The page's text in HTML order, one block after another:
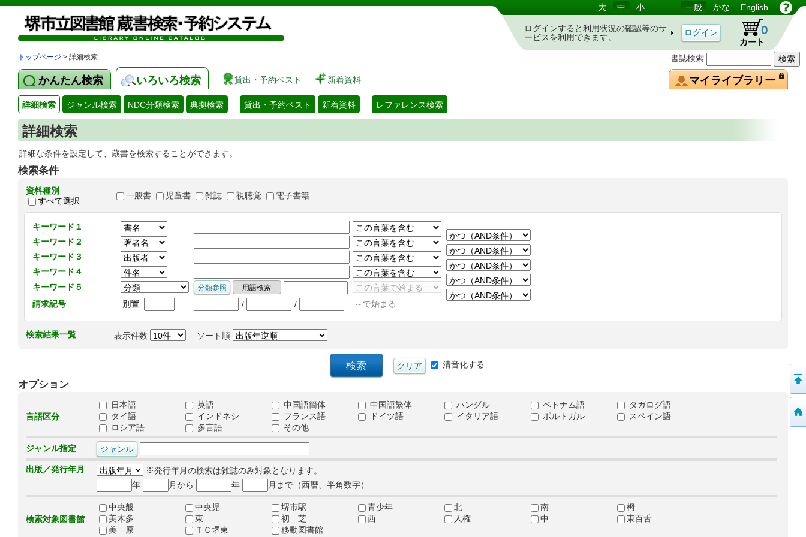
図書館 蔵書検索・予約システム
書誌検索
大 中 小 一般 かな English
ログインすると利用状況の確認等のサ
ービスを利用できます。
カート
0
トップページ > 詳細検索
かんたん検索 いろいろ検索 貸出・予約ベスト 新着資料 マイライブラリー
詳細検索 ジャンル検索 NDC分類検索 典拠検索 貸出・予約ベスト 新着資料 レファレンス検索
詳細検索
詳細な条件を設定して、蔵書を検索することができます。
検索条件
資料種別
すべて選択
一般書 児童書 雑誌 視聴覚 電子書籍
キーワード１
キーワード２
キーワード３
キーワード４
キーワード５
請求記号
別置 / / ～で始まる
検索結果一覧 表示件数 ソート順
清音化する
オプション
言語区分
日本語 英語 中国語簡体 中国語繁体 ハングル ベトナム語
タガログ語
タイ語
インドネシ フランス語 ドイツ語 イタリア語 ポルトガル
スペイン語
ロシア語
多言語 その他
ジャンル指定
出版／発行年月
※発行年月の検索は雑誌のみ対象となります。
年
月から 年 月まで（西暦、半角数字）
検索対象図書館
中央般 中央児 堺市駅 青少年 北 南
栂
美木多
東 初 芝 西 人権 中
東百舌
美 原
ＴＣ堺東 移動図書館